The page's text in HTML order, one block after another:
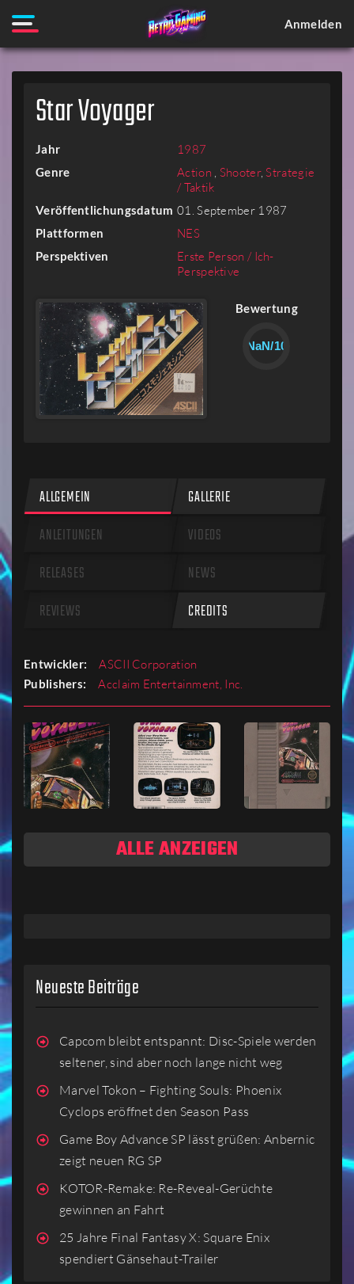
Anmelden
Star Voyager
Jahr 1987
Genre Action , Shooter,Strategie
/ Taktik
Veröffentlichungsdatum 01. September 1987
Plattformen NES
Perspektiven
Erste Person / Ich-
Perspektive
Bewertung
NaN/10
ALLGEMEIN
GALLERIE
ANLEITUNGEN
VIDEOS
RELEASES
NEWS
REVIEWS
CREDITS
Entwickler: ASCII Corporation
Publishers: Acclaim Entertainment, Inc.
ALLE ANZEIGEN
Neueste Beiträge
Capcom bleibt entspannt: Disc-Spiele werden
seltener, sind aber noch lange nicht weg
Marvel Tokon – Fighting Souls: Phoenix
Cyclops eröffnet den Season Pass
Game Boy Advance SP lässt grüßen: Anbernic
zeigt neuen RG SP
KOTOR-Remake: Re-Reveal-Gerüchte
gewinnen an Fahrt
25 Jahre Final Fantasy X: Square Enix
spendiert Gänsehaut-Trailer